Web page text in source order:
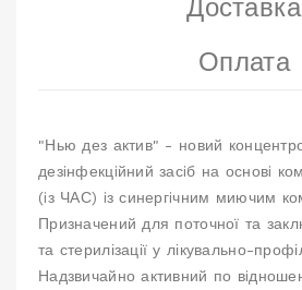
Доставка
Оплата
"Нью дез актив" - новий
дезiнфекцiйний засiб на основi
(iз ЧАС) iз синергiчним миючим
Призначений для поточної та
та стерилізації у лікувально-
Надзвичайно активний по